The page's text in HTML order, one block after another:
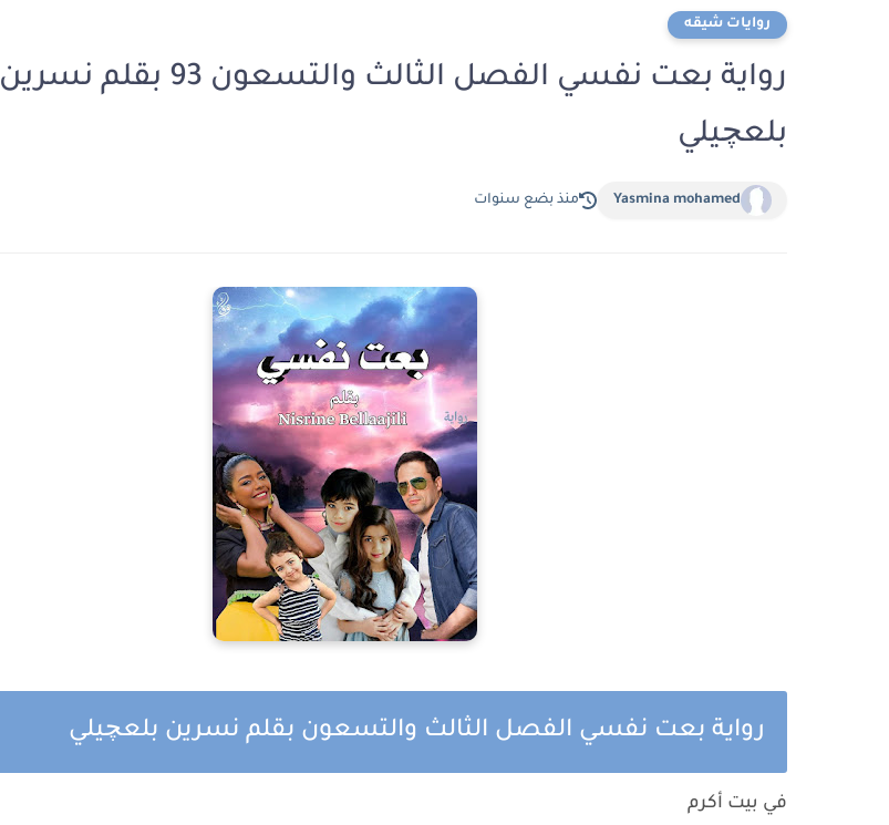
روايات شيقه
رواية بعت نفسي الفصل الثالث والتسعون 93 بقلم نسرين
بلعچيلي
Yasmina mohamed منذ بضع سنوات
رواية بعت نفسي الفصل الثالث والتسعون بقلم نسرين بلعچيلي
في بيت أكرم